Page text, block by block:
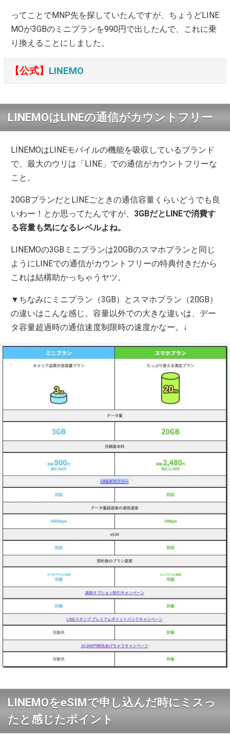
ってことでMNP先を探していたんですが、ちょうどLINE
MOが3GBのミニプランを990円で出したんで、これに乗
り換えることにしました。
【公式】 LINEMO
LINEMOはLINEの通信がカウントフリー
LINEMOはLINEモバイルの機能を吸収しているブランド
で、最大のウリは「LINE」での通信がカウントフリーな
こと。
20GBプランだとLINEごときの通信容量くらいどうでも良
いわー！とか思ってたんですが、 3GBだとLINEで消費す
る容量も気になるレベルよね。
LINEMOの3GBミニプランは20GBのスマホプランと同じ
ようにLINEでの通信がカウントフリーの特典付きだから
これは結構助かっちゃうヤツ。
▼ちなみにミニプラン（3GB）とスマホプラン（20GB）
の違いはこんな感じ。容量以外での大きな違いは、デー
タ容量超過時の通信速度制限時の速度かなー。↓
LINEMOをeSIMで申し込んだ時にミスっ
たと感じたポイント